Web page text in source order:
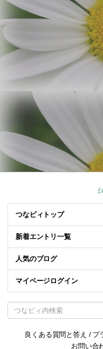
つなビィトップ
新着エントリ一覧
人気のブログ
マイページログイン
良くある質問と答え / プ
お問い合